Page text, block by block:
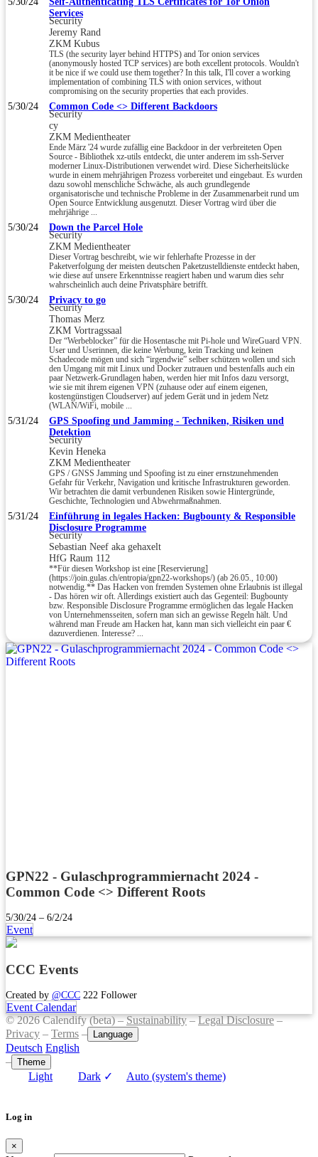
Services
Security
Jeremy Rand
ZKM Kubus
TLS (the security layer behind HTTPS) and Tor onion services
(anonymously hosted TCP services) are both excellent protocols. Wouldn't
it be nice if we could use them together? In this talk, I'll cover a working
implementation of combining TLS with onion services, without
compromising on the security properties that each provides.
5/30/24 Common Code <> Different Backdoors
Security
cy
ZKM Medientheater
Ende März '24 wurde zufällig eine Backdoor in der verbreiteten Open
Source - Bibliothek xz-utils entdeckt, die unter anderem im ssh-Server
moderner Linux-Distributionen verwendet wird. Diese Sicherheitslücke
wurde in einem mehrjährigen Prozess vorbereitet und eingebaut. Es wurden
dazu sowohl menschliche Schwäche, als auch grundlegende
organisatorische und technische Probleme in der Zusammenarbeit rund um
Open Source Entwicklung ausgenutzt. Dieser Vortrag wird über die
mehrjährige ...
5/30/24 Down the Parcel Hole
Security
ZKM Medientheater
Dieser Vortrag beschreibt, wie wir fehlerhafte Prozesse in der
Paketverfolgung der meisten deutschen Paketzustelldienste entdeckt haben,
wie diese auf unsere Erkenntnisse reagiert haben und warum dies sehr
wahrscheinlich auch deine Privatsphäre betrifft.
5/30/24 Privacy to go
Security
Thomas Merz
ZKM Vortragssaal
Der “Werbeblocker” für die Hosentasche mit Pi-hole und WireGuard VPN.
User und Userinnen, die keine Werbung, kein Tracking und keinen
Schadecode mögen und sich “irgendwie” selber schützen wollen und sich
den Umgang mit mit Linux und Docker zutrauen und bestenfalls auch ein
paar Netzwerk-Grundlagen haben, werden hier mit Infos dazu versorgt,
wie sie mit ihrem eigenen VPN (zuhause oder auf einem eigenen,
kostengünstigen Cloudserver) auf jedem Gerät und in jedem Netz
(WLAN/WiFi, mobile ...
5/31/24
GPS Spoofing und Jamming - Techniken, Risiken und
Detektion
Security
Kevin Heneka
ZKM Medientheater
GPS / GNSS Jamming und Spoofing ist zu einer ernstzunehmenden
Gefahr für Verkehr, Navigation und kritische Infrastrukturen geworden.
Wir betrachten die damit verbundenen Risiken sowie Hintergründe,
Geschichte, Technologien und Abwehrmaßnahmen.
5/31/24
Einführung in legales Hacken: Bugbounty & Responsible
Disclosure Programme
Security
Sebastian Neef aka gehaxelt
HfG Raum 112
**Für diesen Workshop ist eine [Reservierung]
(https://join.gulas.ch/entropia/gpn22-workshops/) (ab 26.05., 10:00)
notwendig.** Das Hacken von fremden Systemen ohne Erlaubnis ist illegal
- Das hören wir oft. Allerdings existiert auch das Gegenteil: Bugbounty
bzw. Responsible Disclosure Programme ermöglichen das legale Hacken
von Unternehmensseiten, sofern man sich an gewisse Regeln hält. Und
während man Freude am Hacken hat, kann man sich vielleicht ein paar €
dazuverdienen. Interesse? ...
GPN22 - Gulaschprogrammiernacht 2024 -
Common Code <> Different Roots
5/30/24 – 6/2/24
Event
CCC Events
Created by @CCC 222 Follower
Event Calendar
© 2026 Calendify (beta) –Sustainability–Legal Disclosure–
Privacy – Terms – Language
Deutsch English
– Theme
Light Dark ✓ Auto (system's theme)
Log in
×